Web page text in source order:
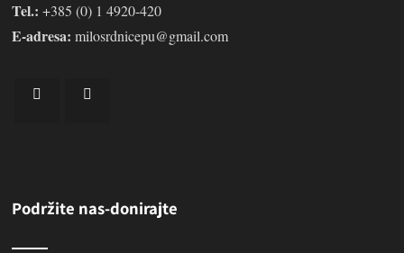
Tel.:+385 (0) 1 4920-420
E-adresa:milosrdnicepu@gmail.com
Podržite nas-donirajte